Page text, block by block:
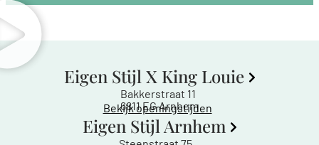
Eigen Stijl X King Louie
Bakkerstraat 11
6811 EG Arnhem
Bekijk openingstijden
Eigen Stijl Arnhem